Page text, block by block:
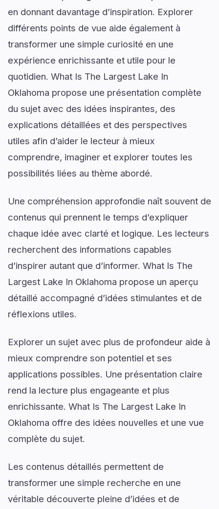
en donnant davantage d’inspiration. Explorer
différents points de vue aide également à
transformer une simple curiosité en une
expérience enrichissante et utile pour le
quotidien. What Is The Largest Lake In
Oklahoma propose une présentation complète
du sujet avec des idées inspirantes, des
explications détaillées et des perspectives
utiles afin d’aider le lecteur à mieux
comprendre, imaginer et explorer toutes les
possibilités liées au thème abordé.
Une compréhension approfondie naît souvent de
contenus qui prennent le temps d’expliquer
chaque idée avec clarté et logique. Les lecteurs
recherchent des informations capables
d’inspirer autant que d’informer. What Is The
Largest Lake In Oklahoma propose un aperçu
détaillé accompagné d’idées stimulantes et de
réflexions utiles.
Explorer un sujet avec plus de profondeur aide à
mieux comprendre son potentiel et ses
applications possibles. Une présentation claire
rend la lecture plus engageante et plus
enrichissante. What Is The Largest Lake In
Oklahoma offre des idées nouvelles et une vue
complète du sujet.
Les contenus détaillés permettent de
transformer une simple recherche en une
véritable découverte pleine d’idées et de